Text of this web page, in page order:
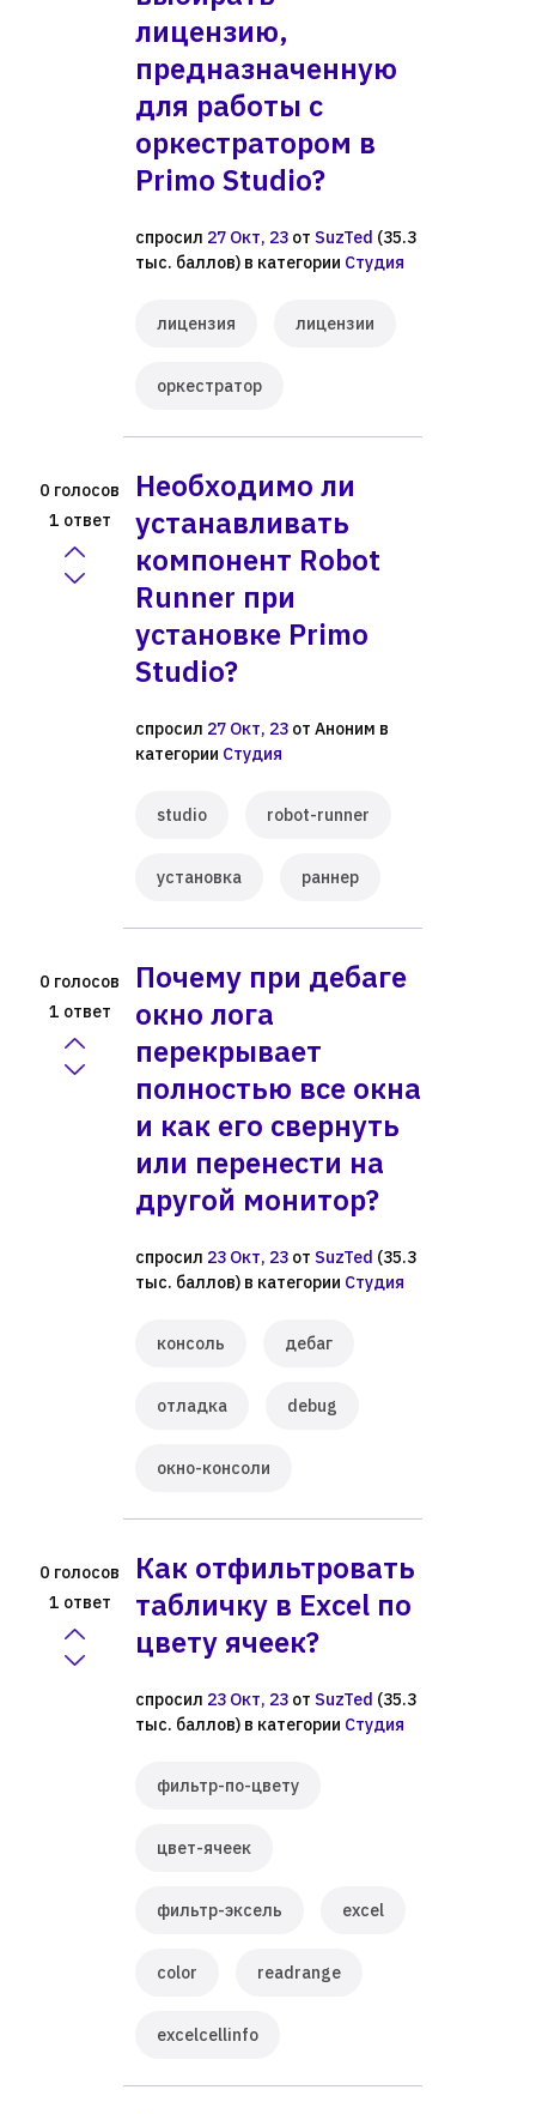
лицензию,
предназначенную
для работы с
оркестратором в
Primo Studio?
спросил 27 Окт, 23 от SuzTed (35.3
тыс. баллов) в категории Студия
лицензия лицензии
оркестратор
0 голосов
1 ответ
Необходимо ли
устанавливать
компонент Robot
Runner при
установке Primo
Studio?
спросил 27 Окт, 23 от Аноним в
категории Студия
studio robot-runner
установка раннер
0 голосов
1 ответ
Почему при дебаге
окно лога
перекрывает
полностью все окна
и как его свернуть
или перенести на
другой монитор?
спросил 23 Окт, 23 от SuzTed (35.3
тыс. баллов) в категории Студия
консоль дебаг
отладка debug
окно-консоли
0 голосов
1 ответ
Как отфильтровать
табличку в Excel по
цвету ячеек?
спросил 23 Окт, 23 от SuzTed (35.3
тыс. баллов) в категории Студия
фильтр-по-цвету
цвет-ячеек
фильтр-эксель excel
color readrange
excelcellinfo